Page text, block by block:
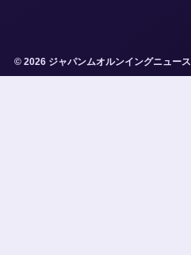
© 2026 ジャパンムオルンイングニュース